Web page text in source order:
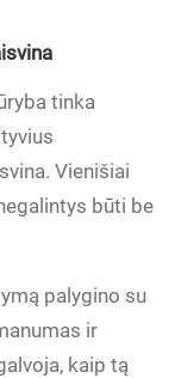
tinka
Vienišiai
būti be
palygino su
ir
kaip tą